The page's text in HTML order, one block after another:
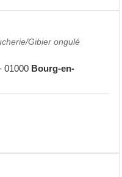
Gibier ongulé
01000 Bourg-en-